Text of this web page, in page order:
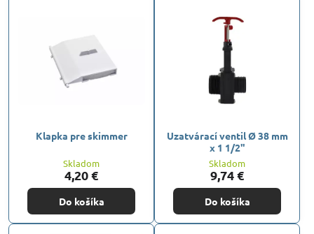
Klapka pre skimmer
Skladom
4,20 €
Do košíka
Uzatvárací ventil Ø 38 mm
x 1 1/2"
Skladom
9,74 €
Do košíka